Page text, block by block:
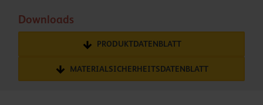
Downloads
PRODUKTDATENBLATT
MATERIALSICHERHEITSDATENBLATT